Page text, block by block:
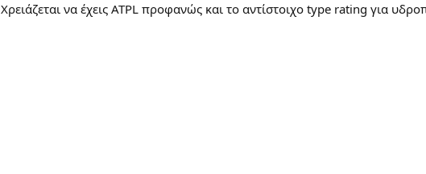
Χρειάζεται να έχεις ATPL προφανώς και το αντίστοιχο type rating για